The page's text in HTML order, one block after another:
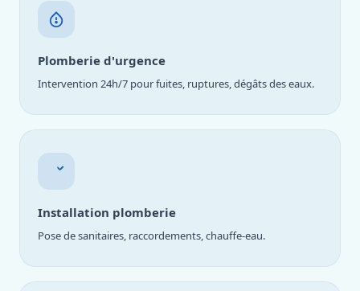
Plomberie d'urgence
Intervention 24h/7 pour fuites, ruptures, dégâts des eaux.
Installation plomberie
Pose de sanitaires, raccordements, chauffe-eau.